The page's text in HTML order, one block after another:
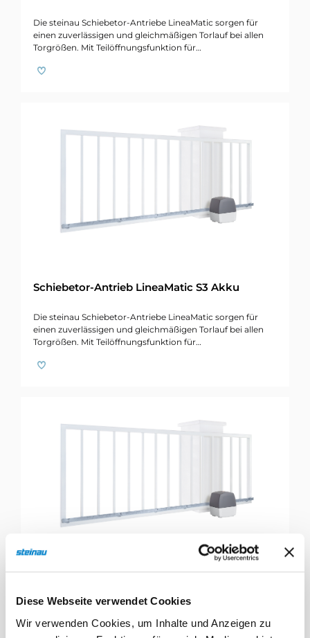
Diese Webseite verwendet Cookies
Wir verwenden Cookies, um Inhalte und Anzeigen zu
Die steinau Schiebetor-Antriebe LineaMatic sorgen für
einen zuverlässigen und gleichmäßigen Torlauf bei allen
Torgrößen. Mit Teilöffnungsfunktion für…
Schiebetor-Antrieb LineaMatic S3 Akku
Die steinau Schiebetor-Antriebe LineaMatic sorgen für
einen zuverlässigen und gleichmäßigen Torlauf bei allen
Torgrößen. Mit Teilöffnungsfunktion für…
einen zuverlässigen und gleichmäßigen Torlauf bei allen